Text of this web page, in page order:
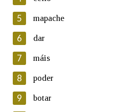
Lin e acepto as
Introduce o código que
Texto de verificación
5 mapache
6 dar
7 máis
8 poder
9 botar